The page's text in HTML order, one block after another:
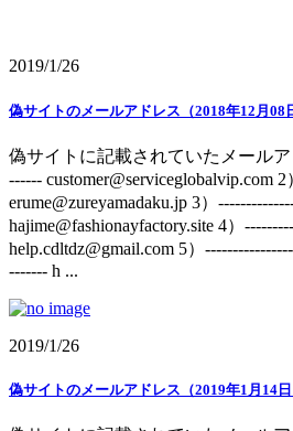
2019/1/26
偽サイトのメールアドレス（2018年12月08
偽サイトに記載されていたメール
------ customer@serviceglobalvip.com
erume@zureyamadaku.jp 3）
hajime@fashionayfactory.site 4）
help.cdltdz@gmail.com 5）
------- h ...
2019/1/26
偽サイトのメールアドレス（2019年1月14日